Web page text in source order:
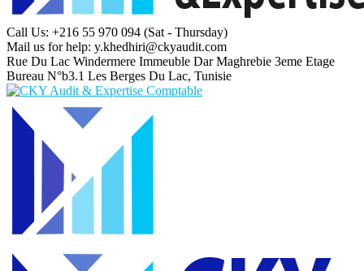
Call Us: +216 55 970 094 (Sat - Thursday)
Mail us for help: y.khedhiri@ckyaudit.com
Rue Du Lac Windermere Immeuble Dar Maghrebie 3eme Etage
Bureau N°b3.1 Les Berges Du Lac, Tunisie